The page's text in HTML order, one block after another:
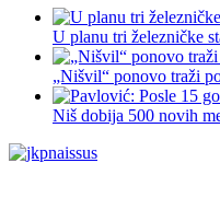
U planu tri železničke
„Nišvil“ ponovo traži
Niš dobija 500 novih